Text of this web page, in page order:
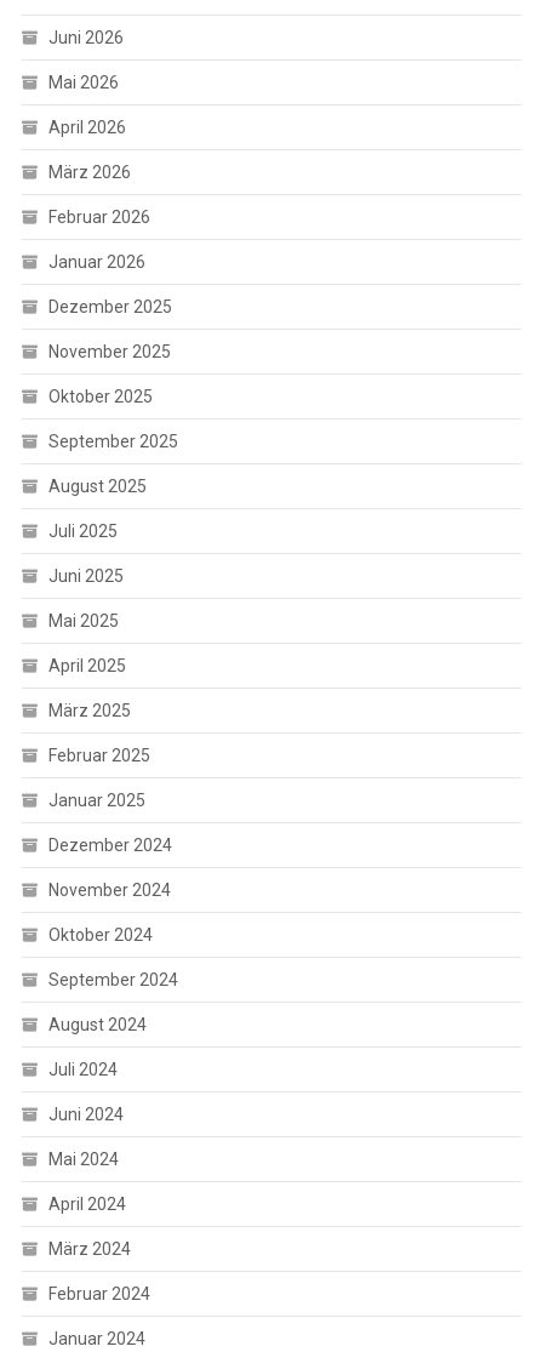
Juni 2026
Mai 2026
April 2026
März 2026
Februar 2026
Januar 2026
Dezember 2025
November 2025
Oktober 2025
September 2025
August 2025
Juli 2025
Juni 2025
Mai 2025
April 2025
März 2025
Februar 2025
Januar 2025
Dezember 2024
November 2024
Oktober 2024
September 2024
August 2024
Juli 2024
Juni 2024
Mai 2024
April 2024
März 2024
Februar 2024
Januar 2024